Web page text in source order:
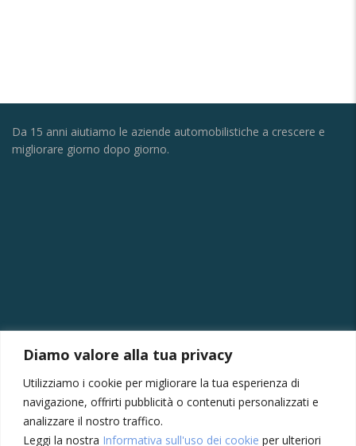
Diamo valore alla tua privacy
Utilizziamo i cookie per migliorare la tua esperienza di
navigazione, offrirti pubblicità o contenuti personalizzati e
analizzare il nostro traffico.
Leggi la nostra Informativa sull'uso dei cookie per ulteriori
Da 15 anni aiutiamo le aziende automobilistiche a crescere e
migliorare giorno dopo giorno.
CONTATTI
+39 041430239
+39 3355410024